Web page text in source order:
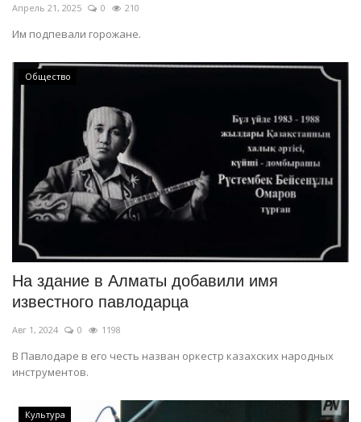
Апрель 21, 2025 0 210
Им подпевали горожане.
Общество
На здание в Алматы добавили имя
известного павлодарца
Авг 1, 2024 0 1198
В Павлодаре в его честь назван оркестр казахских народных
инструментов.
Культура